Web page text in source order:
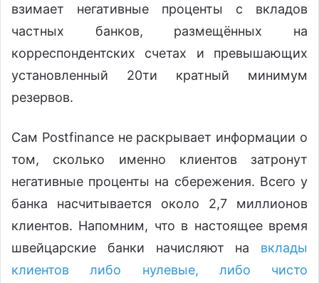
взимает негативные проценты с вкладов
частных банков, размещённых на
корреспондентских счетах и превышающих
установленный 20ти кратный минимум
резервов.
Сам Postfinance не раскрывает информации о
том, сколько именно клиентов затронут
негативные проценты на сбережения. Всего у
банка насчитывается около 2,7 миллионов
клиентов. Напомним, что в настоящее время
швейцарские банки начисляют на вклады
клиентов либо нулевые, либо чисто